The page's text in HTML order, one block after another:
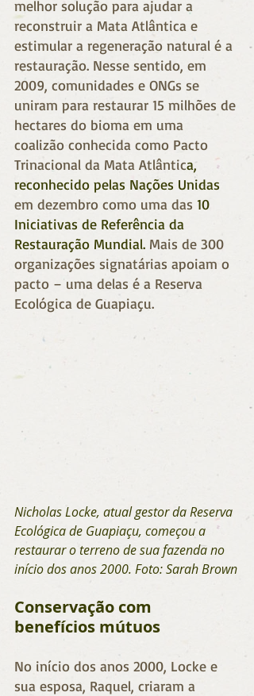
melhor solução para ajudar a
reconstruir a Mata Atlântica e
estimular a regeneração natural é a
restauração. Nesse sentido, em
2009, comunidades e ONGs se
uniram para restaurar 15 milhões de
hectares do bioma em uma
coalizão conhecida como Pacto
Trinacional da Mata Atlântica,
reconhecido pelas Nações Unidas
em dezembro como uma das 10
Iniciativas de Referência da
Restauração Mundial. Mais de 300
organizações signatárias apoiam o
pacto – uma delas é a Reserva
Ecológica de Guapiaçu.
Nicholas Locke, atual gestor da Reserva
Ecológica de Guapiaçu, começou a
restaurar o terreno de sua fazenda no
início dos anos 2000. Foto: Sarah Brown
Conservação com
benefícios mútuos
No início dos anos 2000, Locke e
sua esposa, Raquel, criaram a